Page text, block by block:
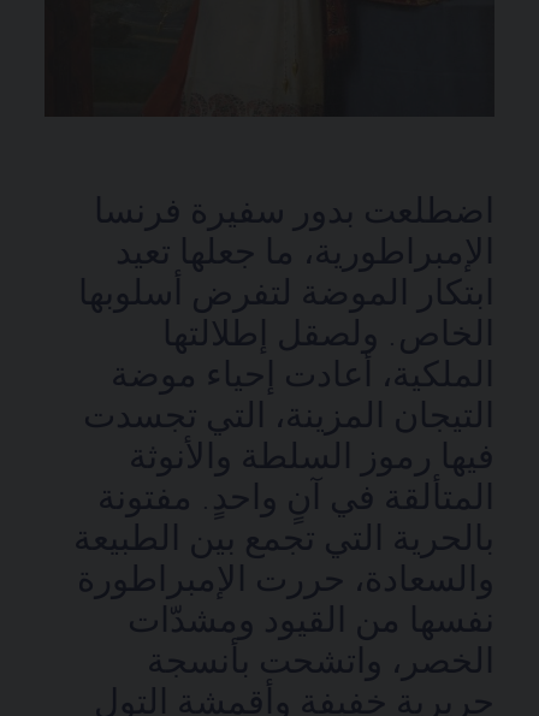
اضطلعت بدور سفيرة فرنسا
الإمبراطورية، ما جعلها تعيد
ابتكار الموضة لتفرض أسلوبها
الخاص. ولصقل إطلالتها
الملكية، أعادت إحياء موضة
التيجان المزينة، التي تجسدت
فيها رموز السلطة والأنوثة
المتألقة في آنٍ واحدٍ. مفتونة
بالحرية التي تجمع بين الطبيعة
والسعادة، حررت الإمبراطورة
نفسها من القيود ومشدّات
الخصر، واتشحت بأنسجة